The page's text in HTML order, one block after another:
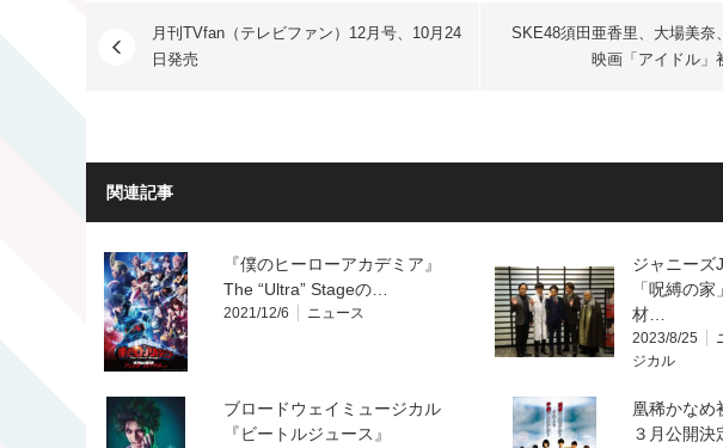
月刊TVfan（テレビファン）12月号、10月24
日発売
SKE48須田亜香里、大場美奈
映画「アイドル」
関連記事
『僕のヒーローアカデミア』
The “Ultra” Stageの…
2021/12/6 ニュース
ジャニー
「呪縛の
材…
2023/8/25
ジカル
ブロードウェイミュージカル
『ビートルジュース』
凰稀かなめ
３月公開決